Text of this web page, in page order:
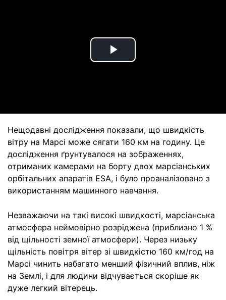
Play
Нещодавні дослідження показали, що швидкість
вітру на Марсі може сягати 160 км на годину. Це
дослідження ґрунтувалося на зображеннях,
отриманих камерами на борту двох марсіанських
орбітальних апаратів ESA, і було проаналізовано з
використанням машинного навчання.
Незважаючи на такі високі швидкості, марсіанська
атмосфера неймовірно розріджена (приблизно 1 %
від щільності земної атмосфери). Через низьку
щільність повітря вітер зі швидкістю 160 км/год на
Марсі чинить набагато менший фізичний вплив, ніж
на Землі, і для людини відчувається скоріше як
дуже легкий вітерець.